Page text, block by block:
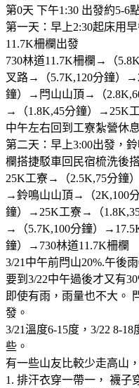
第0天 下午1:30 出發約5-6
第一天：早上2:30起床用
11.7K柵欄出發
730林道11.7K柵欄→（
叉路→（5.7K,120分鐘）
鐘）→閂山山頂→（
→（1.8K,45分鐘）→25K
中午左右回到工寮紮營休息
第二天：早上3:00出發，
欄搭捷駁車回民宿梳洗後
25K工寮→（2.5K,75分鐘
→鈴鳴山山頂→（2K,100
鐘）→25K工寮→（
→（5.7K,100分鐘）
鐘）→730林道11.7K柵欄
3/21中午前閂山20%.午後
要到3/22中午過後才又有
即使有雨，雨量也不大。
發。
3/21溫度6-15度，3/22 8-
些。
有一些山友比較少走高山
1. 排汗衣穿一帶一， 襪子